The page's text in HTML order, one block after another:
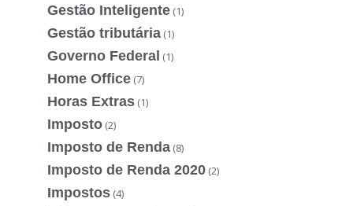
Gestão Inteligente (1)
Gestão tributária (1)
Governo Federal (1)
Home Office (7)
Horas Extras (1)
Imposto (2)
Imposto de Renda (8)
Imposto de Renda 2020 (2)
Impostos (4)